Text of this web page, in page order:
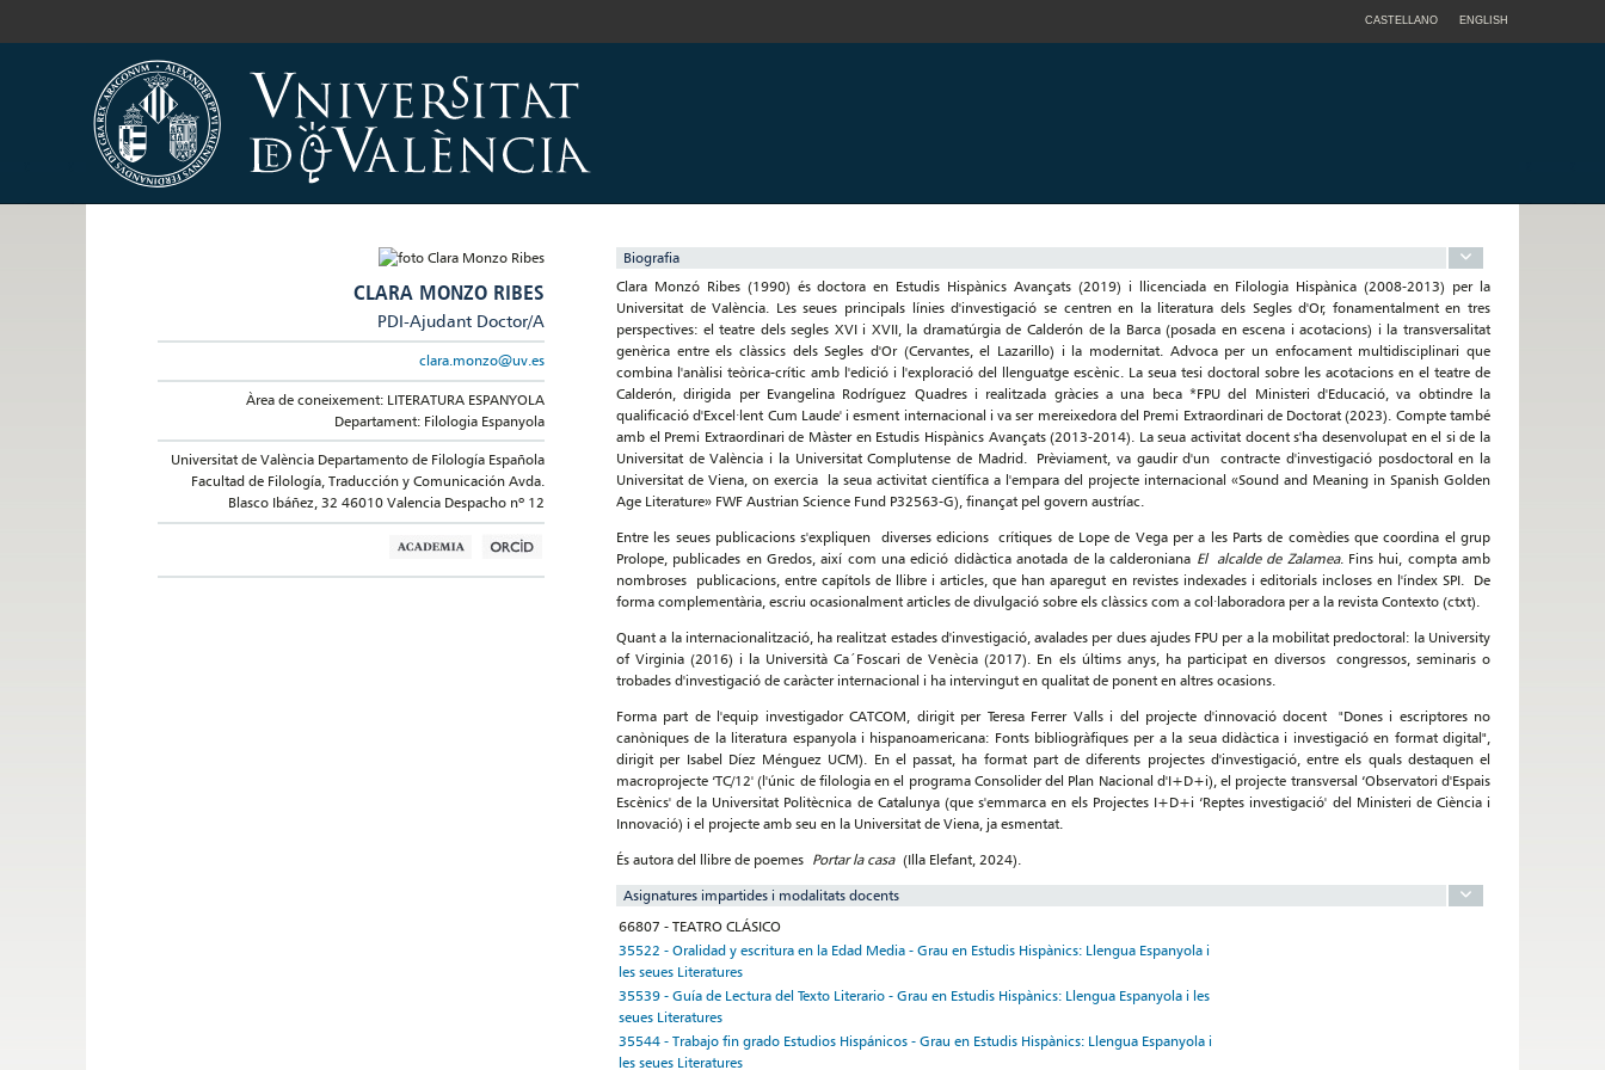
CASTELLANO ENGLISH
CLARA MONZO RIBES
PDI-Ajudant Doctor/A
clara.monzo@uv.es
Àrea de coneixement: LITERATURA ESPANYOLA
Departament: Filologia Espanyola
Universitat de València Departamento de Filología Española
Facultad de Filología, Traducción y Comunicación Avda.
Blasco Ibáñez, 32 46010 Valencia Despacho nº 12
Biografia
Clara Monzó Ribes (1990) és doctora en Estudis Hispànics Avançats (2019) i llicenciada en Filologia Hispànica (2008-2013) per la
Universitat de València. Les seues principals línies d'investigació se centren en la literatura dels Segles d'Or, fonamentalment en tres
perspectives: el teatre dels segles XVI i XVII, la dramatúrgia de Calderón de la Barca (posada en escena i acotacions) i la transversalitat
genèrica entre els clàssics dels Segles d'Or (Cervantes, el Lazarillo) i la modernitat. Advoca per un enfocament multidisciplinari que
combina l'anàlisi teòrica-crític amb l'edició i l'exploració del llenguatge escènic. La seua tesi doctoral sobre les acotacions en el teatre de
Calderón, dirigida per Evangelina Rodríguez Quadres i realitzada gràcies a una beca *FPU del Ministeri d'Educació, va obtindre la
qualificació d'Excel·lent Cum Laude' i esment internacional i va ser mereixedora del Premi Extraordinari de Doctorat (2023). Compte també
amb el Premi Extraordinari de Màster en Estudis Hispànics Avançats (2013-2014). La seua activitat docent s'ha desenvolupat en el si de la
Universitat de València i la Universitat Complutense de Madrid. Prèviament, va gaudir d'un contracte d'investigació posdoctoral en la
Universitat de Viena, on exercia la seua activitat científica a l'empara del projecte internacional «Sound and Meaning in Spanish Golden
Age Literature» FWF Austrian Science Fund P32563-G), finançat pel govern austríac.
Entre les seues publicacions s'expliquen diverses edicions crítiques de Lope de Vega per a les Parts de comèdies que coordina el grup
Prolope, publicades en Gredos, així com una edició didàctica anotada de la calderoniana El alcalde de Zalamea. Fins hui, compta amb
nombroses publicacions, entre capítols de llibre i articles, que han aparegut en revistes indexades i editorials incloses en l'índex SPI. De
forma complementària, escriu ocasionalment articles de divulgació sobre els clàssics com a col·laboradora per a la revista Contexto (ctxt).
Quant a la internacionalització, ha realitzat estades d'investigació, avalades per dues ajudes FPU per a la mobilitat predoctoral: la University
of Virginia (2016) i la Università Ca´Foscari de Venècia (2017). En els últims anys, ha participat en diversos congressos, seminaris o
trobades d'investigació de caràcter internacional i ha intervingut en qualitat de ponent en altres ocasions.
Forma part de l'equip investigador CATCOM, dirigit per Teresa Ferrer Valls i del projecte d'innovació docent "Dones i escriptores no
canòniques de la literatura espanyola i hispanoamericana: Fonts bibliogràfiques per a la seua didàctica i investigació en format digital",
dirigit per Isabel Díez Ménguez UCM). En el passat, ha format part de diferents projectes d'investigació, entre els quals destaquen el
macroprojecte ‘TC/12' (l'únic de filologia en el programa Consolider del Plan Nacional d'I+D+i), el projecte transversal ‘Observatori d'Espais
Escènics' de la Universitat Politècnica de Catalunya (que s'emmarca en els Projectes I+D+i ‘Reptes investigació' del Ministeri de Ciència i
Innovació) i el projecte amb seu en la Universitat de Viena, ja esmentat.
És autora del llibre de poemes Portar la casa (Illa Elefant, 2024).
Asignatures impartides i modalitats docents
66807 - TEATRO CLÁSICO
35522 - Oralidad y escritura en la Edad Media - Grau en Estudis Hispànics: Llengua Espanyola i
les seues Literatures
35539 - Guía de Lectura del Texto Literario - Grau en Estudis Hispànics: Llengua Espanyola i les
seues Literatures
35544 - Trabajo fin grado Estudios Hispánicos - Grau en Estudis Hispànics: Llengua Espanyola i
les seues Literatures